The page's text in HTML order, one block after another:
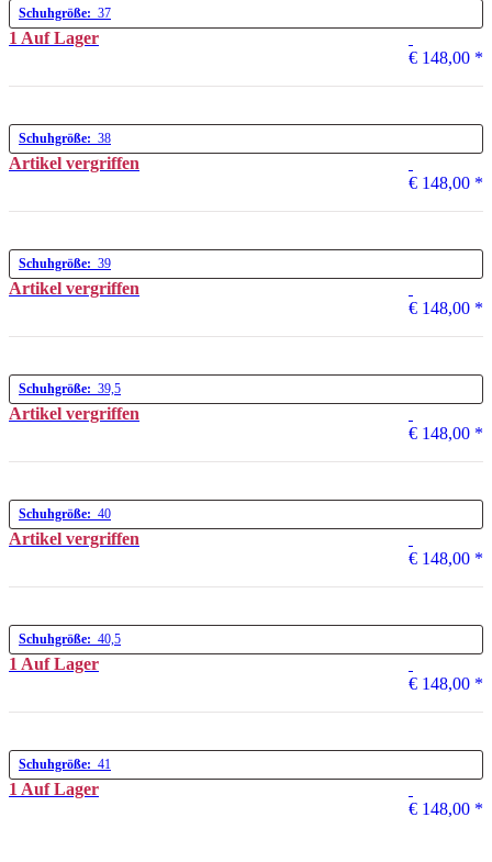
Schuhgröße: 37
1 Auf Lager
€ 148,00 *
Schuhgröße: 38
Artikel vergriffen
€ 148,00 *
Schuhgröße: 39
Artikel vergriffen
€ 148,00 *
Schuhgröße: 39,5
Artikel vergriffen
€ 148,00 *
Schuhgröße: 40
Artikel vergriffen
€ 148,00 *
Schuhgröße: 40,5
1 Auf Lager
€ 148,00 *
Schuhgröße: 41
1 Auf Lager
€ 148,00 *